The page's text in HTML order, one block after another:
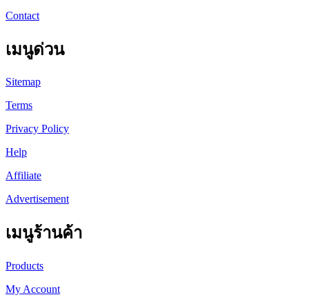
Contact
เมนูด่วน
Sitemap
Terms
Privacy Policy
Help
Affiliate
Advertisement
เมนูร้านค้า
Products
My Account